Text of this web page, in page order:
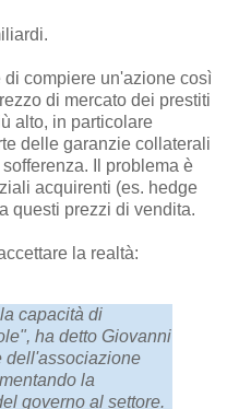
compiere un'azione così
di mercato dei prestiti
alto, in particolare
delle garanzie collaterali
Il problema è
acquirenti (es. hedge
questi prezzi di vendita.
la realtà:
capacità di
ha detto Giovanni
dell'associazione
la
governo al settore.